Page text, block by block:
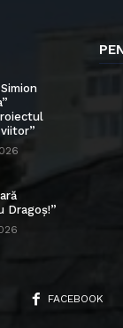
Dragoș!”
FACEBOOK